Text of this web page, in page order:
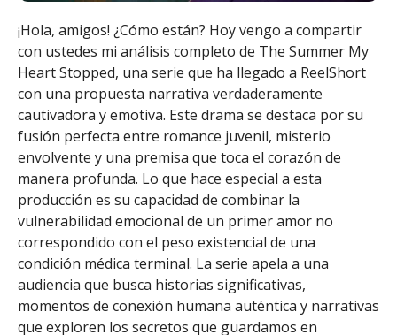
¡Hola, amigos! ¿Cómo están? Hoy vengo a compartir
con ustedes mi análisis completo de The Summer My
Heart Stopped, una serie que ha llegado a ReelShort
con una propuesta narrativa verdaderamente
cautivadora y emotiva. Este drama se destaca por su
fusión perfecta entre romance juvenil, misterio
envolvente y una premisa que toca el corazón de
manera profunda. Lo que hace especial a esta
producción es su capacidad de combinar la
vulnerabilidad emocional de un primer amor no
correspondido con el peso existencial de una
condición médica terminal. La serie apela a una
audiencia que busca historias significativas,
momentos de conexión humana auténtica y narrativas
que exploren los secretos que guardamos en